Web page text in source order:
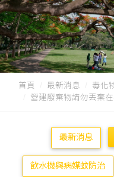
首頁 最新消息
毒化
營建廢棄物請勿丟棄
最新消息
飲水機與病媒蚊防治